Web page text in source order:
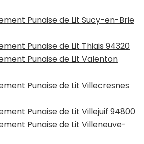
Punaise de Lit Sucy-en-Brie
Punaise de Lit Thiais 94320
Punaise de Lit Valenton
Punaise de Lit Villecresnes
Punaise de Lit Villejuif 94800
Punaise de Lit Villeneuve-